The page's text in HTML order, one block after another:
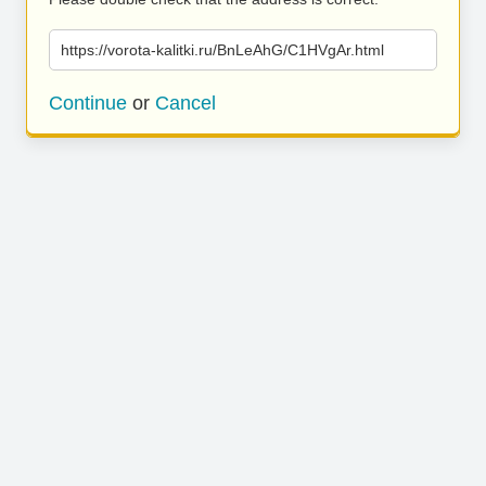
https://vorota-kalitki.ru/BnLeAhG/C1HVgAr.html
Continue or Cancel